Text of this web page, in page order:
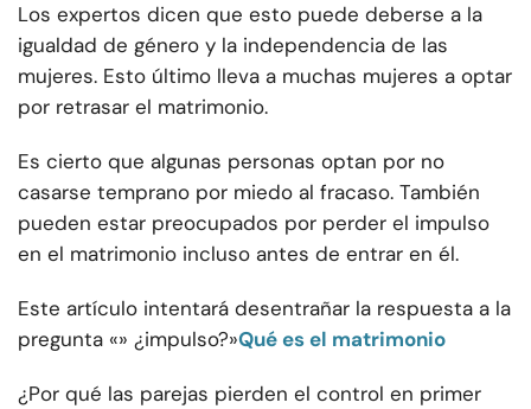
Los expertos dicen que esto puede deberse a la
igualdad de género y la independencia de las
mujeres. Esto último lleva a muchas mujeres a optar
por retrasar el matrimonio.
Es cierto que algunas personas optan por no
casarse temprano por miedo al fracaso. También
pueden estar preocupados por perder el impulso
en el matrimonio incluso antes de entrar en él.
Este artículo intentará desentrañar la respuesta a la
pregunta «» ¿impulso?»Qué es el matrimonio
¿Por qué las parejas pierden el control en primer